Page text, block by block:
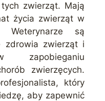
zwierząt. Mają
życia zwierząt w
Weterynarze są
zdrowia zwierząt i
zwierzęcych.
który
aby zapewnić